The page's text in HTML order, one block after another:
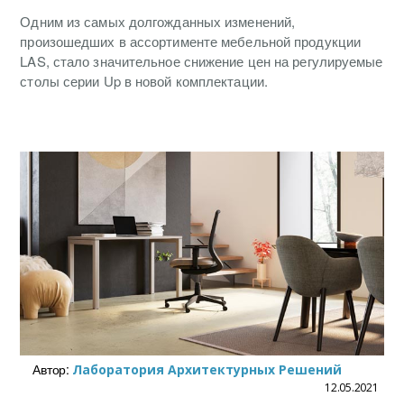
Одним из самых долгожданных изменений,
произошедших в ассортименте мебельной продукции
LAS, стало значительное снижение цен на регулируемые
столы серии Up в новой комплектации.
Автор: Лаборатория Архитектурных Решений
12.05.2021